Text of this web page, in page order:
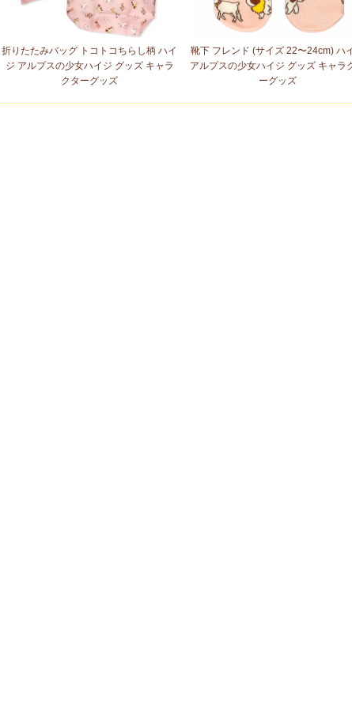
折りたたみバッグ トコトコちらし柄 ハイ
ジ アルプスの少女ハイジ グッズ キャラ
クターグッズ
靴下 フレンド (サイズ 22〜24cm) ハ
アルプスの少女ハイジ グッズ キャラ
ーグッズ